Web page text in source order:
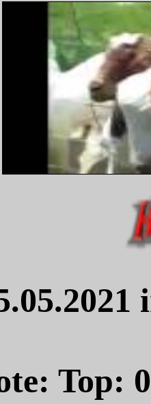
Top: 0